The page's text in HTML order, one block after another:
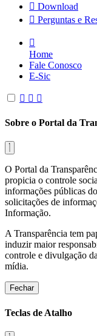
Download
Perguntas e
Home
Fale Conosco
E-Sic
Sobre o Portal da
O Portal da
propicia o controle
informações públicas
solicitações de
Informação.
A Transparência tem
induzir maior
controle e divulgação
mídia.
Fechar
Teclas de Atalho